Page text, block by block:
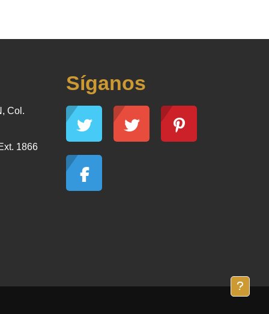
Col.
1866
Síganos